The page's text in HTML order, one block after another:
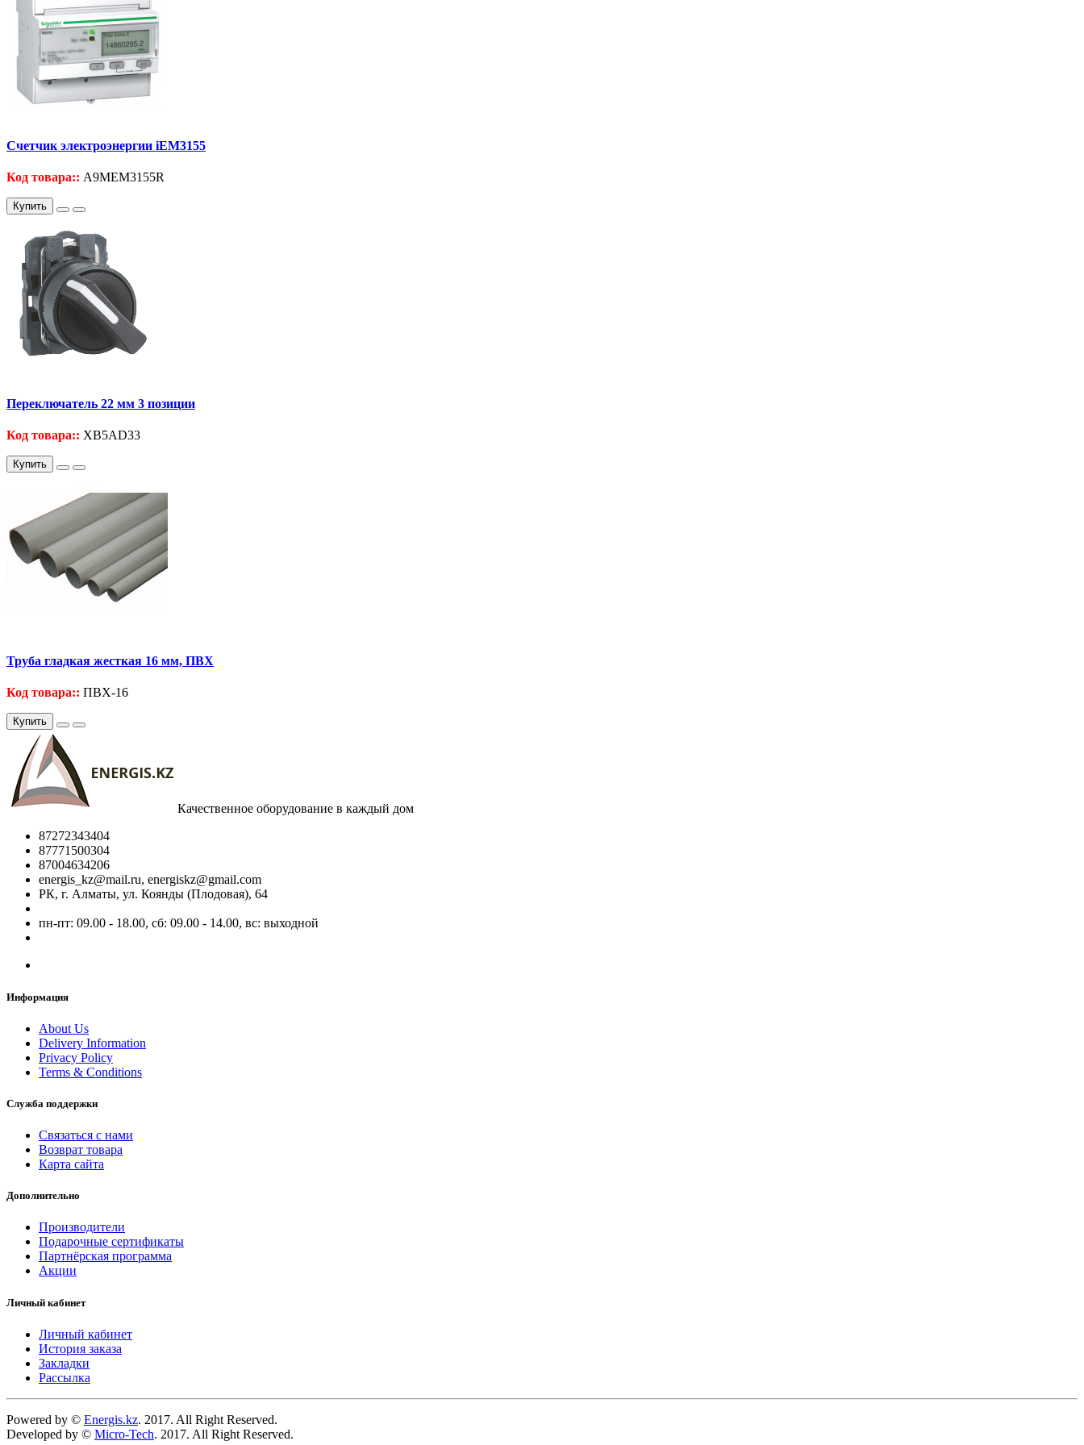
Счетчик электроэнергии iEM3155
Код товара:: A9MEM3155R
Купить
Переключатель 22 мм 3 позиции
Код товара:: XB5AD33
Купить
Труба гладкая жесткая 16 мм, ПВХ
Код товара:: ПВХ-16
Купить
Качественное оборудование в каждый дом
87272343404
87771500304
87004634206
energis_kz@mail.ru, energiskz@gmail.com
РК, г. Алматы, ул. Коянды (Плодовая), 64
пн-пт: 09.00 - 18.00, сб: 09.00 - 14.00, вс: выходной
Информация
About Us
Delivery Information
Privacy Policy
Terms & Conditions
Служба поддержки
Связаться с нами
Возврат товара
Карта сайта
Дополнительно
Производители
Подарочные сертификаты
Партнёрская программа
Акции
Личный кабинет
Личный кабинет
История заказа
Закладки
Рассылка
Powered by © Energis.kz. 2017. All Right Reserved.
Developed by © Micro-Tech. 2017. All Right Reserved.